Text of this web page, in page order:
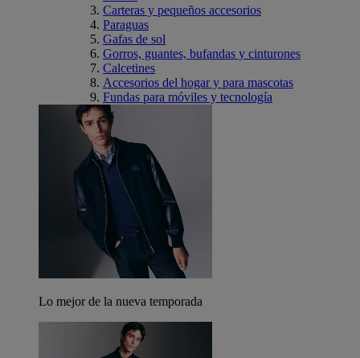
Carteras y pequeños accesorios
Paraguas
Gafas de sol
Gorros, guantes, bufandas y cinturones
Calcetines
Accesorios del hogar y para mascotas
Fundas para móviles y tecnología
Lo mejor de la nueva temporada